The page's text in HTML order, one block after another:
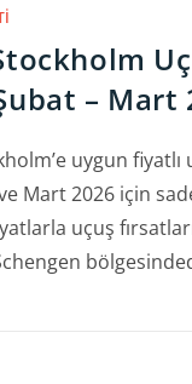
– Mart
uygun
Mart 2026 için
uçuş